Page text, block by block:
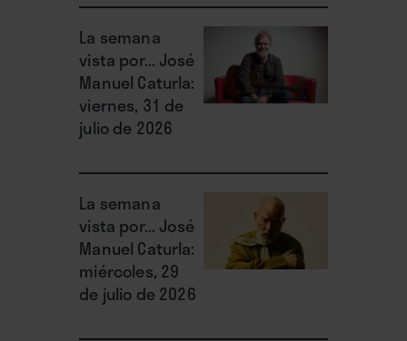
La semana
vista por... José
Manuel Caturla:
viernes, 31 de
julio de 2026
La semana
vista por... José
Manuel Caturla:
miércoles, 29
de julio de 2026